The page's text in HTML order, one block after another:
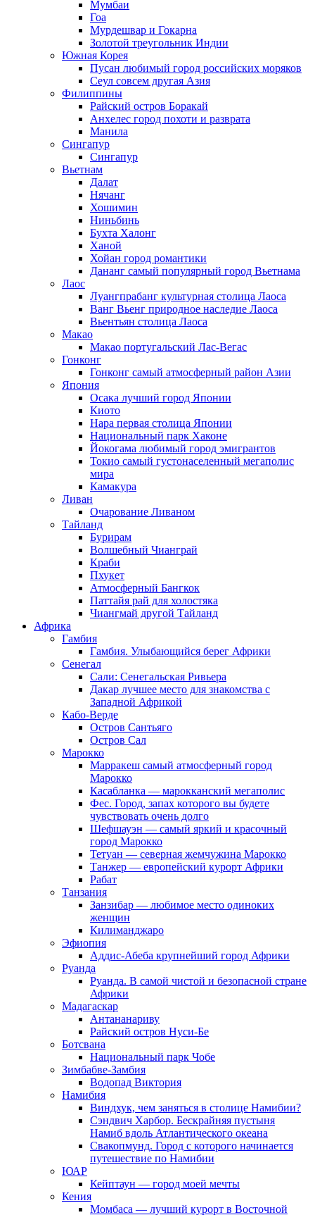
Мумбаи
Гоа
Мурдешвар и Гокарна
Золотой треугольник Индии
Южная Корея
Пусан любимый город российских моряков
Сеул совсем другая Азия
Филиппины
Райский остров Боракай
Анхелес город похоти и разврата
Манила
Сингапур
Сингапур
Вьетнам
Далат
Нячанг
Хошимин
Ниньбинь
Бухта Халонг
Ханой
Хойан город романтики
Дананг самый популярный город Вьетнама
Лаос
Луангпрабанг культурная столица Лаоса
Ванг Вьенг природное наследие Лаоса
Вьентьян столица Лаоса
Макао
Макао португальский Лас-Вегас
Гонконг
Гонконг самый атмосферный район Азии
Япония
Осака лучший город Японии
Киото
Нара первая столица Японии
Национальный парк Хаконе
Йокогама любимый город эмигрантов
Токио самый густонаселенный мегаполис
мира
Камакура
Ливан
Очарование Ливаном
Тайланд
Бурирам
Волшебный Чианграй
Краби
Пхукет
Атмосферный Бангкок
Паттайя рай для холостяка
Чиангмай другой Тайланд
Африка
Гамбия
Гамбия. Улыбающийся берег Африки
Сенегал
Сали: Сенегальская Ривьера
Дакар лучшее место для знакомства с
Западной Африкой
Кабо-Верде
Остров Сантьяго
Остров Сал
Марокко
Марракеш самый атмосферный город
Марокко
Касабланка — марокканский мегаполис
Фес. Город, запах которого вы будете
чувствовать очень долго
Шефшауэн — самый яркий и красочный
город Марокко
Тетуан — северная жемчужина Марокко
Танжер — европейский курорт Африки
Рабат
Танзания
Занзибар — любимое место одиноких
женщин
Килиманджаро
Эфиопия
Аддис-Абеба крупнейший город Африки
Руанда
Руанда. В самой чистой и безопасной стране
Африки
Мадагаскар
Антананариву
Райский остров Нуси-Бе
Ботсвана
Национальный парк Чобе
Зимбабве-Замбия
Водопад Виктория
Намибия
Виндхук, чем заняться в столице Намибии?
Сэндвич Харбор. Бескрайняя пустыня
Намиб вдоль Атлантического океана
Свакопмунд. Город с которого начинается
путешествие по Намибии
ЮАР
Кейптаун — город моей мечты
Кения
Момбаса — лучший курорт в Восточной